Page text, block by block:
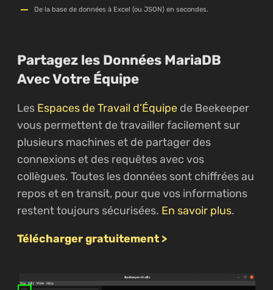
De la base de données à Excel (ou JSON) en secondes.
Partagez les Données MariaDB
Avec Votre Équipe
Les Espaces de Travail d’Équipe de Beekeeper
vous permettent de travailler facilement sur
plusieurs machines et de partager des
connexions et des requêtes avec vos
collègues. Toutes les données sont chiffrées au
repos et en transit, pour que vos informations
restent toujours sécurisées. En savoir plus.
Télécharger gratuitement >